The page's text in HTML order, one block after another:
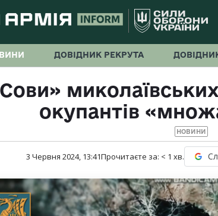
ДОВІДНИК РЕКРУТА
окупантів
НОВИНИ
3 Червня 2024, 13:41Прочитаєте за: < 1 хв.